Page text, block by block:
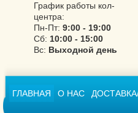
График работы кол-
центра:
Пн-Пт: 9:00 - 19:00
Сб: 10:00 - 15:00
Вс: Выходной день
ГЛАВНАЯ О НАС